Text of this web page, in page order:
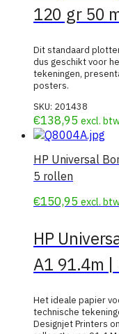
120 gr 50
Dit standaard
dus geschikt voor
tekeningen,
posters.
SKU: 201438
€138,95 excl.
HP Universal
5 rollen
€150,95 excl.
HP
A1 91.4m |
Het ideale papier
technische
Designjet Printers